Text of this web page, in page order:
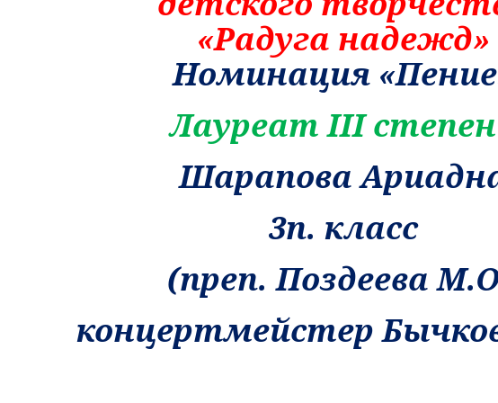
«Радуга надежд»
Номинация
ЛауреатIII
Шарапова
3п. класс
(преп. Поздеева
концертмейстер